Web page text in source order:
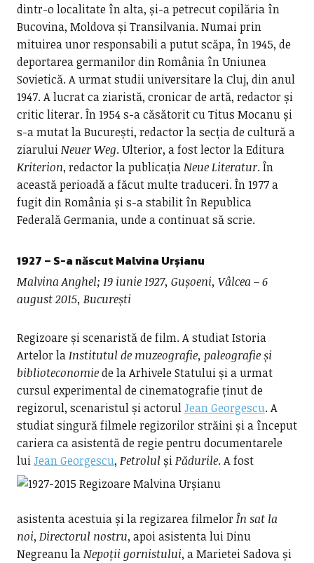
dintr-o localitate în alta, și-a petrecut copilăria în
Bucovina, Moldova și Transilvania. Numai prin
mituirea unor responsabili a putut scăpa, în 1945, de
deportarea germanilor din România în Uniunea
Sovietică. A urmat studii universitare la Cluj, din anul
1947. A lucrat ca ziaristă, cronicar de artă, redactor și
critic literar. În 1954 s-a căsătorit cu Titus Mocanu și
s-a mutat la București, redactor la secția de cultură a
ziaruluiNeuer Weg. Ulterior, a fost lector la Editura
Kriterion, redactor la publicațiaNeue Literatur. În
această perioadă a făcut multe traduceri. În 1977 a
fugit din România și s-a stabilit în Republica
Federală Germania, unde a continuat să scrie.
1927 – S-a născut Malvina Urșianu
Malvina Anghel; 19 iunie 1927, Gușoeni, Vâlcea – 6
august 2015, București
Regizoare și scenaristă de film. A studiat Istoria
Artelor laInstitutul de muzeografie, paleografie și
biblioteconomiede la Arhivele Statului și a urmat
cursul experimental de cinematografie ținut de
regizorul, scenaristul și actorulJean Georgescu. A
studiat singură filmele regizorilor străini și a început
cariera ca asistentă de regie pentru documentarele
luiJean Georgescu, Petrolul șiPădurile.A fost
asistenta acestuia și la regizarea filmelorÎn sat la
noi, Directorul nostru, apoi asistenta lui Dinu
Negreanu laNepoții gornistului, a Marietei Sadova și